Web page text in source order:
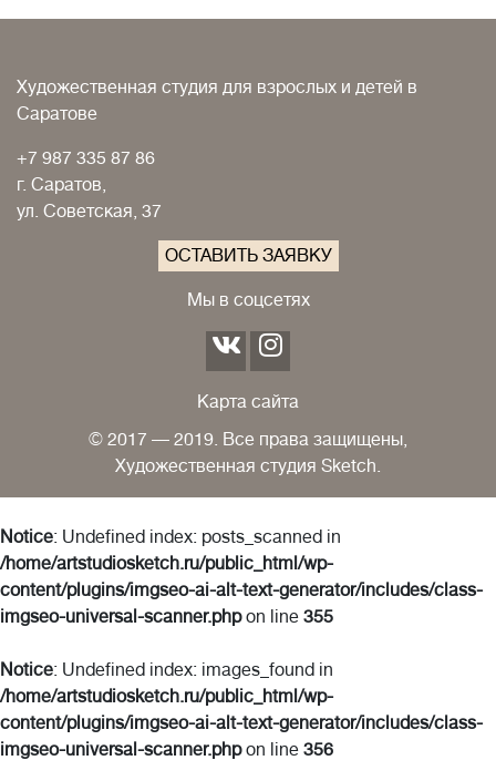
Художественная студия для взрослых и детей в
Саратове
+7 987 335 87 86
г. Саратов,
ул. Советская, 37
ОСТАВИТЬ ЗАЯВКУ
Мы в соцсетях
Карта сайта
© 2017 — 2019. Все права защищены,
Художественная студия Sketch.
Notice: Undefined index: posts_scanned in
/home/artstudiosketch.ru/public_html/wp-
content/plugins/imgseo-ai-alt-text-generator/includes/class-
imgseo-universal-scanner.phpon line 355
Notice: Undefined index: images_found in
/home/artstudiosketch.ru/public_html/wp-
content/plugins/imgseo-ai-alt-text-generator/includes/class-
imgseo-universal-scanner.phpon line 356